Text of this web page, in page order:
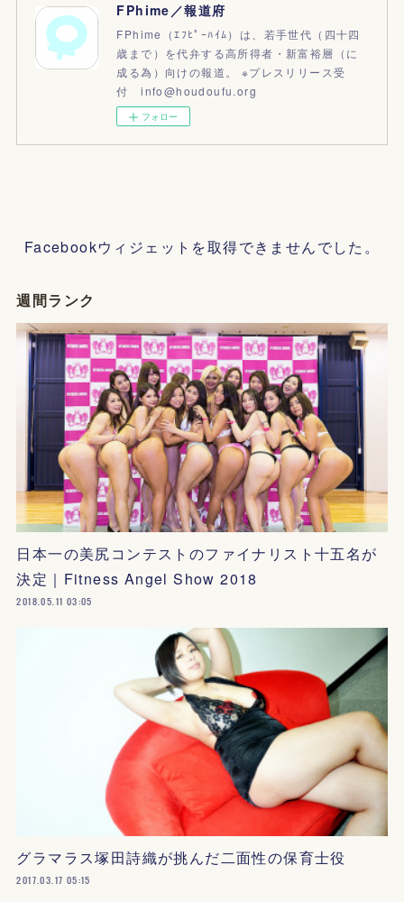
FPhime／報道府
FPhime（ｴﾌﾋﾟｰﾊｲﾑ）は、若手世代（四十四
歳まで）を代弁する高所得者・新富裕層（に
成る為）向けの報道。 ※プレスリリース受
付 info@houdoufu.org
フォロー
Facebookウィジェットを取得できませんでした。
週間ランク
日本一の美尻コンテストのファイナリスト十五名が
決定｜Fitness Angel Show 2018
2018.05.11 03:05
グラマラス塚田詩織が挑んだ二面性の保育士役
2017.03.17 05:15